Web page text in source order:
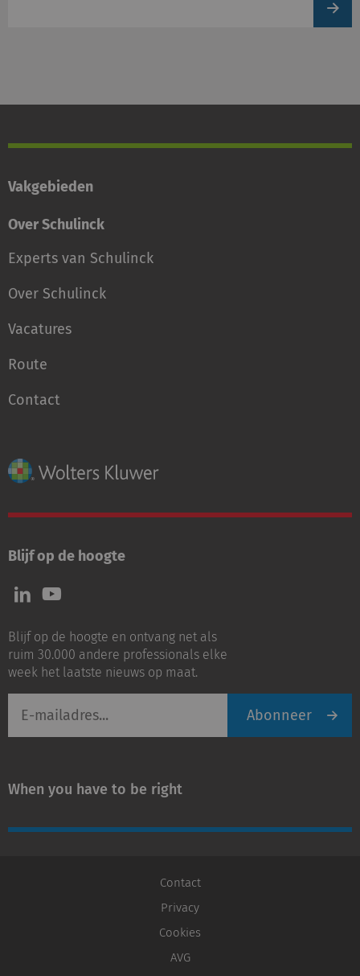
Vakgebieden
Over Schulinck
Experts van Schulinck
Over Schulinck
Vacatures
Route
Contact
Blijf op de hoogte
Volg
ons
LinkedIn
Volg
ons
Youtube
Blijf op de hoogte en ontvang net als
ruim 30.000 andere professionals elke
week het laatste nieuws op maat.
mailadres
Abonneer
When you have to be right
Contact
Privacy
Cookies
AVG